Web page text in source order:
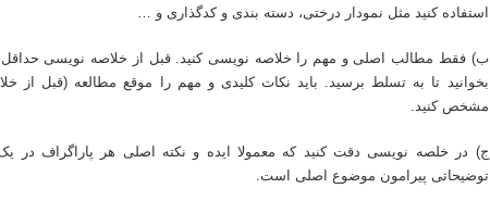
استفاده کنید مثل نمودار درختی، دسته بندی و کدگذاری و …
ب) فقط مطالب اصلی و مهم را خلاصه نویسی کنید. قبل از خلاصه نویسی
بخوانید تا به تسلط برسید. باید نکات کلیدی و مهم را موقع مطالعه (قبل از
مشخص کنید.
ج) در خلصه نویسی دقت کنید که معمولا ایده و نکته اصلی هر پاراگراف در
توضیحاتی پیرامون موضوع اصلی است.